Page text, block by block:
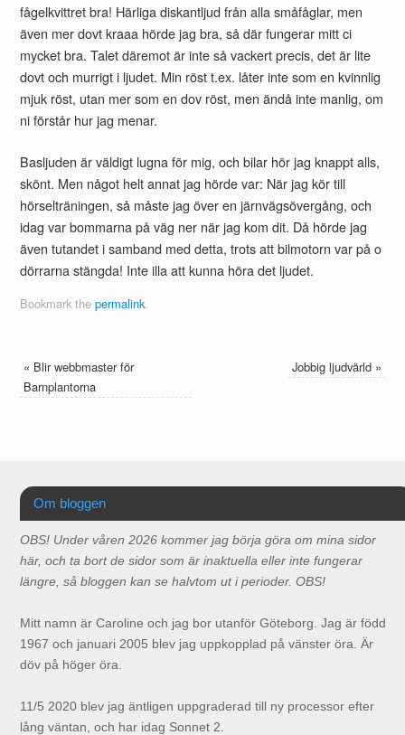
fågelkvittret bra! Härliga diskantljud från alla småfåglar, men
även mer dovt kraaa hörde jag bra, så där fungerar mitt ci
mycket bra. Talet däremot är inte så vackert precis, det är lite
dovt och murrigt i ljudet. Min röst t.ex. låter inte som en kvinnlig
mjuk röst, utan mer som en dov röst, men ändå inte manlig, om
ni förstår hur jag menar.
Basljuden är väldigt lugna för mig, och bilar hör jag knappt alls,
skönt. Men något helt annat jag hörde var: När jag kör till
hörselträningen, så måste jag över en järnvägsövergång, och
idag var bommarna på väg ner när jag kom dit. Då hörde jag
även tutandet i samband med detta, trots att bilmotorn var på o
dörrarna stängda! Inte illa att kunna höra det ljudet.
Bookmark the permalink.
« Blir webbmaster för
Barnplantorna
Jobbig ljudvärld »
Om bloggen
OBS! Under våren 2026 kommer jag börja göra om mina sidor
här, och ta bort de sidor som är inaktuella eller inte fungerar
längre, så bloggen kan se halvtom ut i perioder. OBS!
Mitt namn är Caroline och jag bor utanför Göteborg. Jag är född
1967 och januari 2005 blev jag uppkopplad på vänster öra. Är
döv på höger öra.
11/5 2020 blev jag äntligen uppgraderad till ny processor efter
lång väntan, och har idag Sonnet 2.